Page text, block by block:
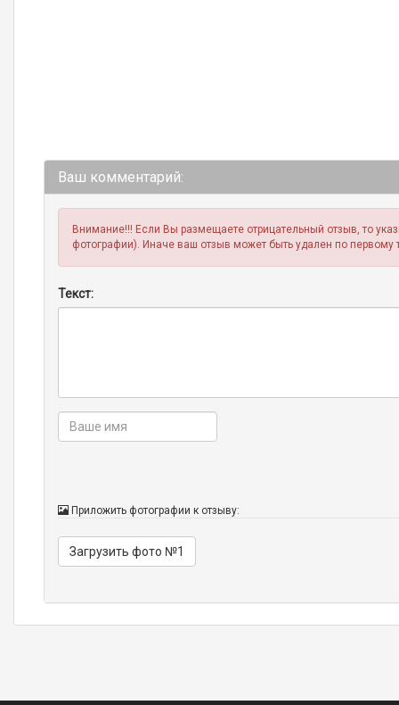
Ваш комментарий:
Внимание!!! Если Вы размещаете отрицательный отзыв, то
фотографии). Иначе ваш отзыв может быть удален по первому
Текст:
Приложить фотографии к отзыву:
Загрузить фото №1